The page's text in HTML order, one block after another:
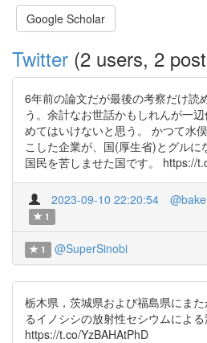
Google Scholar
Twitter (2 users, 2
6年前の論文だが最後の考察だけ読
う。余計なお世話かもしれんが一
めてはいけないと思う。 かつて水
こした企業が、国(厚生省)とグルに
国民を苦しませた国です。 https://
2023-09-10 22:20:54
1
1 @SuperSinobi
栃木県，茨城県および福島県にま
るイノシシの放射性セシウムによ
https://t.co/YzBAHAtPhD